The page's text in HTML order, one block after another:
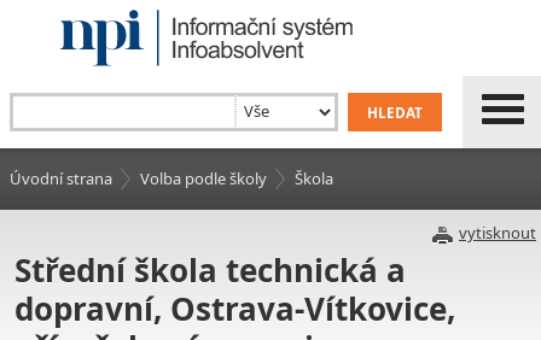
Úvodní strana Volba podle školy Škola
vytisknout
Střední škola technická a
dopravní, Ostrava-Vítkovice,